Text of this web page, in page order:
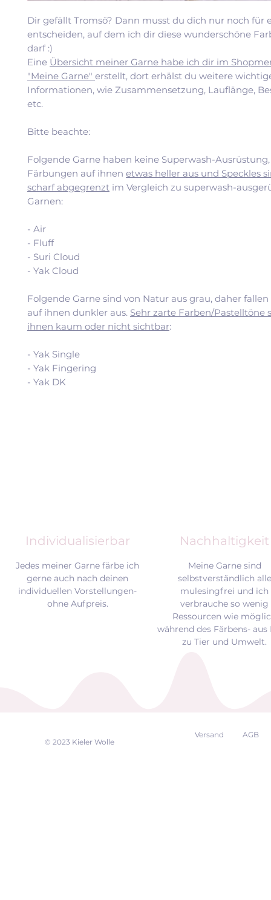
Dir gefällt Tromsö? Dann musst du dich nur noch für
entscheiden, auf dem ich dir diese wunderschöne
darf :)
Eine Übersicht meiner Garne habe ich dir im
"Meine Garne" erstellt, dort erhälst du weitere
Informationen, wie Zusammensetzung, Lauflänge,
etc.
Bitte beachte:
Folgende Garne haben keine Superwash-
Färbungen auf ihnen etwas heller aus und Speckles
scharf abgegrenzt im Vergleich zu superwash-
Garnen:
- Air
- Fluff
- Suri Cloud
- Yak Cloud
Folgende Garne sind von Natur aus grau, daher
auf ihnen dunkler aus. Sehr zarte Farben/Pastelltöne
ihnen kaum oder nicht sichtbar:
- Yak Single
- Yak Fingering
- Yak DK
Individualisierbar Nachhaltigkeit
Jedes meiner Garne färbe ich
gerne auch nach deinen
individuellen Vorstellungen-
ohne Aufpreis.
Meine Garne sind
selbstverständlich alle
mulesingfrei und ich
verbrauche so wenig
Ressourcen wie
während des Färbens- aus
zu Tier und Umwelt.
© 2023 Kieler Wolle
Versand AGB